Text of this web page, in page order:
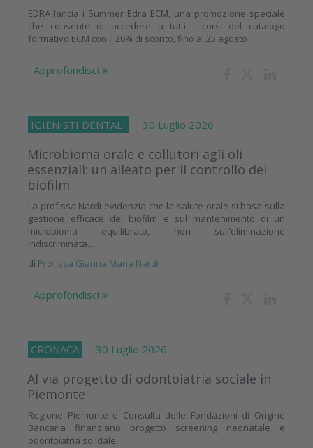
EDRA lancia i Summer Edra ECM, una promozione speciale
che consente di accedere a tutti i corsi del catalogo
formativo ECM con il 20% di sconto, fino al 25 agosto
Approfondisci
IGIENISTI DENTALI 30 Luglio 2026
Microbioma orale e collutori agli oli
essenziali: un alleato per il controllo del
biofilm
La prof.ssa Nardi evidenzia che la salute orale si basa sulla
gestione efficace del biofilm e sul mantenimento di un
microbioma equilibrato, non sull’eliminazione
indiscriminata...
di Prof.ssa Gianna Maria Nardi
Approfondisci
CRONACA 30 Luglio 2026
Al via progetto di odontoiatria sociale in
Piemonte
Regione Piemonte e Consulta delle Fondazioni di Origine
Bancaria finanziano progetto screening neonatale e
odontoiatria solidale